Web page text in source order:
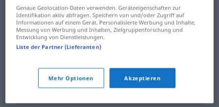
nein
ausgeschlossen,nein (Hauptform)
Genaue Geolocation-Daten verwenden. Geräteeigenschaften zur
Identifikation aktiv abfragen. Speichern von und/oder Zugriff auf
Informationen auf einem Gerät. Personalisierte Werbung und Inhalte,
Messung von Werbung und Inhalten, Zielgruppenforschung und
Entwicklung von Dienstleistungen.
Liste der Partner (Lieferanten)
Mehr Optionen Akzeptieren